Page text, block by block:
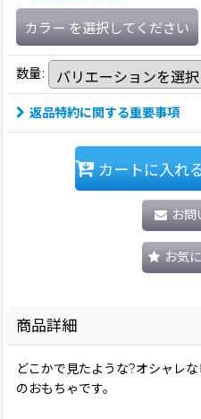
カラー を選択してください
数量:
返品特約に関する重要事項
カートに入れ
お問
お気
商品詳細
どこかで見たような?オシャレ
のおもちゃです。